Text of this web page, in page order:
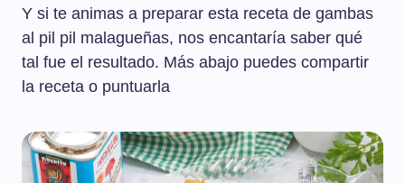
Y si te animas a preparar esta receta de gambas
al pil pil malagueñas, nos encantaría saber qué
tal fue el resultado. Más abajo puedes compartir
la receta o puntuarla